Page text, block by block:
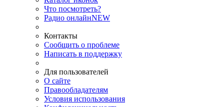
Что посмотреть?
Радио онлайнNEW
Контакты
Сообщить о проблеме
Написать в поддержку
Для пользователей
О сайте
Правообладателям
Условия использования